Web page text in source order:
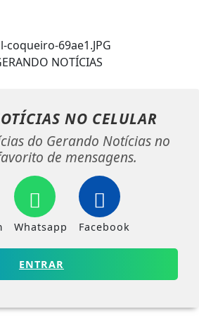
69ae1.JPG
NOTÍCIAS
NO CELULAR
do Gerando Notícias no
de mensagens.
Whatsapp Facebook
ENTRAR